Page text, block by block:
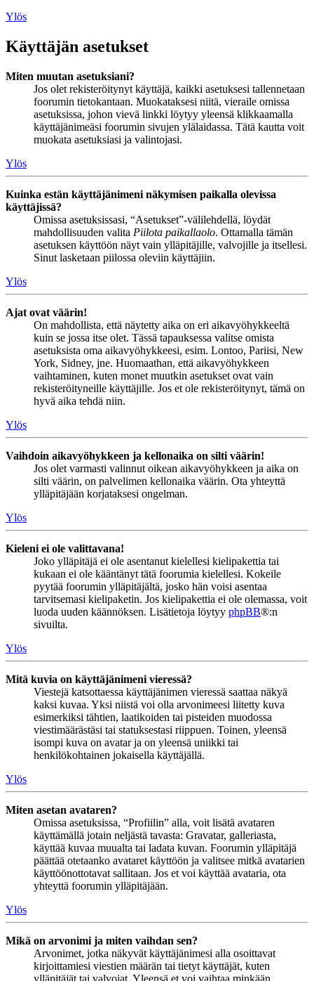
Ylös
Käyttäjän asetukset
Miten muutan asetuksiani?
Jos olet rekisteröitynyt käyttäjä, kaikki asetuksesi tallennetaan
foorumin tietokantaan. Muokataksesi niitä, vieraile omissa
asetuksissa, johon vievä linkki löytyy yleensä klikkaamalla
käyttäjänimeäsi foorumin sivujen ylälaidassa. Tätä kautta voit
muokata asetuksiasi ja valintojasi.
Ylös
Kuinka estän käyttäjänimeni näkymisen paikalla olevissa
käyttäjissä?
Omissa asetuksissasi, “Asetukset”-välilehdellä, löydät
mahdollisuuden valita Piilota paikallaolo. Ottamalla tämän
asetuksen käyttöön näyt vain ylläpitäjille, valvojille ja itsellesi.
Sinut lasketaan piilossa oleviin käyttäjiin.
Ylös
Ajat ovat väärin!
On mahdollista, että näytetty aika on eri aikavyöhykkeeltä
kuin se jossa itse olet. Tässä tapauksessa valitse omista
asetuksista oma aikavyöhykkeesi, esim. Lontoo, Pariisi, New
York, Sidney, jne. Huomaathan, että aikavyöhykkeen
vaihtaminen, kuten monet muutkin asetukset ovat vain
rekisteröityneille käyttäjille. Jos et ole rekisteröitynyt, tämä on
hyvä aika tehdä niin.
Ylös
Vaihdoin aikavyöhykkeen ja kellonaika on silti väärin!
Jos olet varmasti valinnut oikean aikavyöhykkeen ja aika on
silti väärin, on palvelimen kellonaika väärin. Ota yhteyttä
ylläpitäjään korjataksesi ongelman.
Ylös
Kieleni ei ole valittavana!
Joko ylläpitäjä ei ole asentanut kielellesi kielipakettia tai
kukaan ei ole kääntänyt tätä foorumia kielellesi. Kokeile
pyytää foorumin ylläpitäjältä, josko hän voisi asentaa
tarvitsemasi kielipaketin. Jos kielipakettia ei ole olemassa, voit
luoda uuden käännöksen. Lisätietoja löytyy phpBB®:n
sivuilta.
Ylös
Mitä kuvia on käyttäjänimeni vieressä?
Viestejä katsottaessa käyttäjänimen vieressä saattaa näkyä
kaksi kuvaa. Yksi niistä voi olla arvonimeesi liitetty kuva
esimerkiksi tähtien, laatikoiden tai pisteiden muodossa
viestimäärästäsi tai statuksestasi riippuen. Toinen, yleensä
isompi kuva on avatar ja on yleensä uniikki tai
henkilökohtainen jokaisella käyttäjällä.
Ylös
Miten asetan avataren?
Omissa asetuksissa, “Profiilin” alla, voit lisätä avataren
käyttämällä jotain neljästä tavasta: Gravatar, galleriasta,
käyttää kuvaa muualta tai ladata kuvan. Foorumin ylläpitäjä
päättää otetaanko avataret käyttöön ja valitsee mitkä avatarien
käyttöönottotavat sallitaan. Jos et voi käyttää avataria, ota
yhteyttä foorumin ylläpitäjään.
Ylös
Mikä on arvonimi ja miten vaihdan sen?
Arvonimet, jotka näkyvät käyttäjänimesi alla osoittavat
kirjoittamiesi viestien määrän tai tietyt käyttäjät, kuten
ylläpitäjät tai valvojat. Yleensä et voi vaihtaa minkään